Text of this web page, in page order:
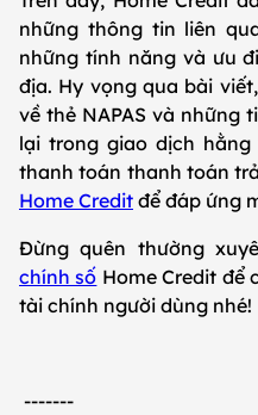
những thông tin liên
những tính năng và ưu
địa. Hy vọng qua bài
về thẻ NAPAS và những
lại trong giao dịch hằng
thanh toán thanh toán
Home Credit để đáp ứng
Đừng quên thường
chính số Home Credit để
tài chính người dùng nhé!
-------